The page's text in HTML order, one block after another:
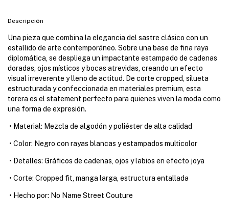
Descripción
Una pieza que combina la elegancia del sastre clásico con un
estallido de arte contemporáneo. Sobre una base de fina raya
diplomática, se despliega un impactante estampado de cadenas
doradas, ojos místicos y bocas atrevidas, creando un efecto
visual irreverente y lleno de actitud. De corte cropped, silueta
estructurada y confeccionada en materiales premium, esta
torera es el statement perfecto para quienes viven la moda como
una forma de expresión.
• Material: Mezcla de algodón y poliéster de alta calidad
• Color: Negro con rayas blancas y estampados multicolor
• Detalles: Gráficos de cadenas, ojos y labios en efecto joya
• Corte: Cropped fit, manga larga, estructura entallada
• Hecho por: No Name Street Couture